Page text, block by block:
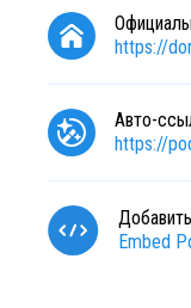
https://
Авто-
https://
Embed